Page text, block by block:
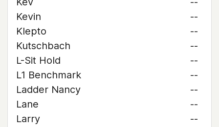
Kevin
--
Klepto
--
Kutschbach
--
L-Sit Hold
--
L1 Benchmark
--
Ladder Nancy
--
Lane
--
Larry
--